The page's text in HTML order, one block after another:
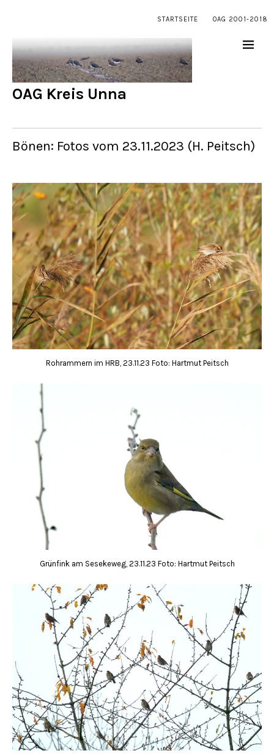
STARTSEITE OAG 2001-2018
OAG Kreis Unna
Bönen: Fotos vom 23.11.2023 (H. Peitsch)
Rohrammern im HRB, 23.11.23 Foto: Hartmut Peitsch
Grünfink am Sesekeweg, 23.11.23 Foto: Hartmut Peitsch